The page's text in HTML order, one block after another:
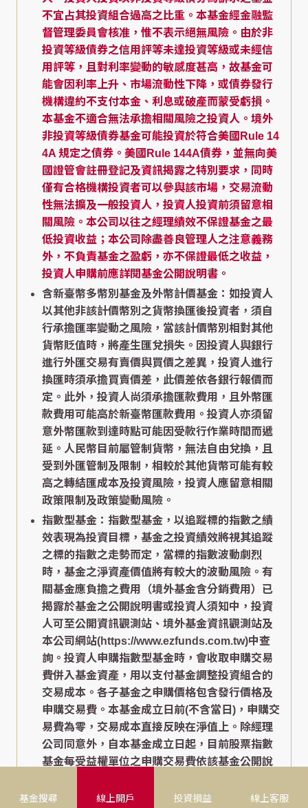
基金搜尋 線上開戶 投資損益 線上客服
不宜占其投資組合過高之比重。本基金經金融監
督管理委員會核准，惟不表示絕無風險。由於非
投資等級債券之信用評等未達投資等級或未經信
用評等，且對利率變動的敏感度甚高，故基金可
能會因利率上升、市場流動性下降，或債券發行
機構違約不支付本金、利息或破產而蒙受虧損。
本基金不適合無法承擔相關風險之投資人。境外
非投資等級債券基金可能投資於符合美國Rule 14
4A 規定之債券。美國Rule 144A債券，並無向美
國證管會註冊登記及資訊揭露之特別要求，同時
僅有合格機構投資者可以參與該市場，交易流動
性無法擴及一般投資人，投資人投資前須留意相
關風險。本公司以往之經理績效不保證基金之最
低投資收益；本公司除盡善良管理人之注意義務
外，不負責基金之盈虧，亦不保證最低之收益，
投資人申購前應詳閱基金公開說明書。
含新臺幣多幣別基金及外幣計價基金：如投資人
以其他非該計價幣別之貨幣換匯後投資者，須自
行承擔匯率變動之風險，當該計價幣別相對其他
貨幣貶值時，將產生匯兌損失。因投資人與銀行
進行外匯交易有賣價與買價之差異，投資人進行
換匯時須承擔買賣價差，此價差依各銀行報價而
定。此外，投資人尚須承擔匯款費用，且外幣匯
款費用可能高於新臺幣匯款費用。投資人亦須留
意外幣匯款到達時點可能因受款行作業時間而遞
延。人民幣目前屬管制貨幣，無法自由兌換，且
受到外匯管制及限制，相較於其他貨幣可能有較
高之轉結匯成本及投資風險，投資人應留意相關
政策限制及政策變動風險。
指數型基金：指數型基金，以追蹤標的指數之績
效表現為投資目標，基金之投資績效將視其追蹤
之標的指數之走勢而定，當標的指數波動劇烈
時，基金之淨資產價值將有較大的波動風險。有
關基金應負擔之費用（境外基金含分銷費用）已
揭露於基金之公開說明書或投資人須知中，投資
人可至公開資訊觀測站、境外基金資訊觀測站及
本公司網站(https://www.ezfunds.com.tw)中查
詢。投資人申購指數型基金時，會收取申購交易
費併入基金資產，用以支付基金調整投資組合的
交易成本。各子基金之申購價格包含發行價格及
申購交易費。本基金成立日前(不含當日)，申購交
易費為零，交易成本直接反映在淨值上。除經理
公司同意外，自本基金成立日起，目前股票指數
基金每受益權單位之申購交易費依該基金公開說
各子基金的淨值、申購價格及買回價格。